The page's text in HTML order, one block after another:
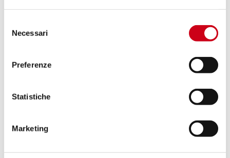
delNecessari
Preferenze
Statistiche
Marketing
1.190,00 CHF
PRODUKT
NUR FÜR DEN RENNEINSATZ
Titan S1 Schalldämpfer, mit Decat
1.050,00 CHF
PRODUKT